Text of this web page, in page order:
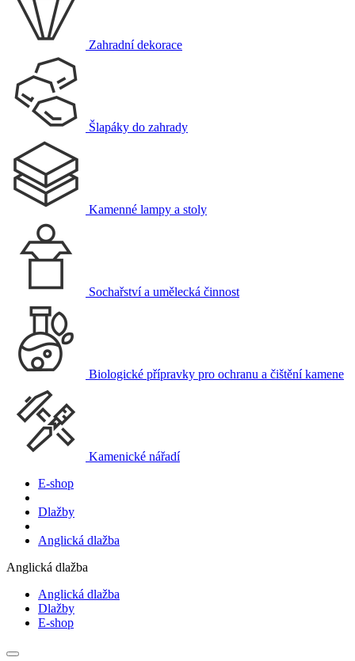
Zahradní dekorace
Šlapáky do zahrady
Kamenné lampy a stoly
Sochařství a umělecká činnost
Biologické přípravky pro ochranu a čištění kamene
Kamenické nářadí
E-shop
Dlažby
Anglická dlažba
Anglická dlažba
Anglická dlažba
Dlažby
E-shop